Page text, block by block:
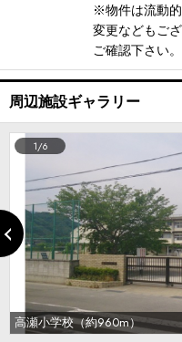
※物件は流動
変更などもご
ご確認下さい。
周辺施設ギャラリー
高瀬小学校（約960m）
1/6